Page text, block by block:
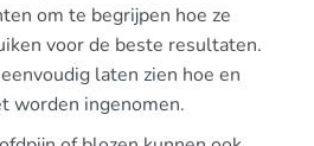
om te begrijpen hoe ze
voor de beste resultaten.
laten zien hoe en
worden ingenomen.